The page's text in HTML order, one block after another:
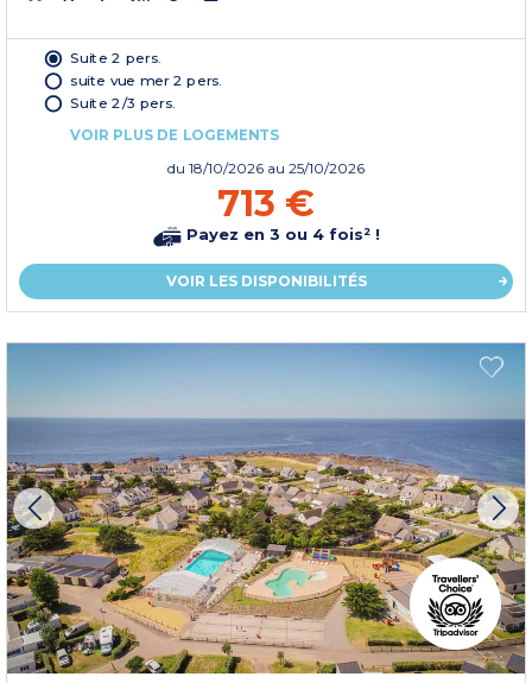
Suite 2 pers.
suite vue mer 2 pers.
Suite 2/3 pers.
VOIR PLUS DE LOGEMENTS
du 18/10/2026 au 25/10/2026
713 €
Payez en 3 ou 4 fois² !
VOIR LES DISPONIBILITÉS